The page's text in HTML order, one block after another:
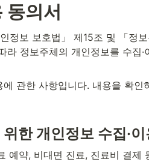
동의서
정보 보호법」 제15조 및 「정
정보주체의 개인정보를 수집·
관한 사항입니다. 내용을 확인
한 개인정보 수집·
예약, 비대면 진료, 진료비 결제